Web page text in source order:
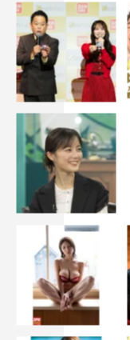
dTVサービス概要
大ヒット映画や話
め、見逃していた
（税込）で楽しめ
見逃しも、新作レ
ポイントも利用で
単にWEB登録が可
登録する人は、31
自動継続となり、